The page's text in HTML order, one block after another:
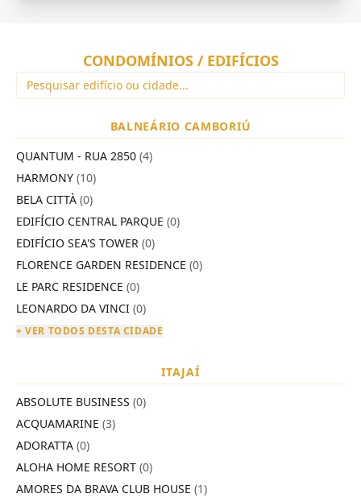
CONDOMÍNIOS / EDIFÍCIOS
BALNEÁRIO CAMBORIÚ
QUANTUM - RUA 2850 (4)
HARMONY (10)
BELA CITTÀ (0)
EDIFÍCIO CENTRAL PARQUE (0)
EDIFÍCIO SEA'S TOWER (0)
FLORENCE GARDEN RESIDENCE (0)
LE PARC RESIDENCE (0)
LEONARDO DA VINCI (0)
+ VER TODOS DESTA CIDADE
ITAJAÍ
ABSOLUTE BUSINESS (0)
ACQUAMARINE (3)
ADORATTA (0)
ALOHA HOME RESORT (0)
AMORES DA BRAVA CLUB HOUSE (1)